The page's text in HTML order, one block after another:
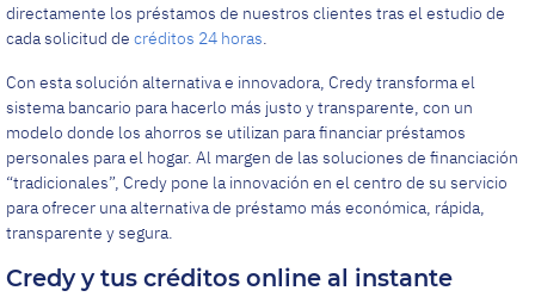
directamente los préstamos de nuestros clientes tras el estudio de
cada solicitud de créditos 24 horas.
Con esta solución alternativa e innovadora, Credy transforma el
sistema bancario para hacerlo más justo y transparente, con un
modelo donde los ahorros se utilizan para financiar préstamos
personales para el hogar. Al margen de las soluciones de financiación
“tradicionales”, Credy pone la innovación en el centro de su servicio
para ofrecer una alternativa de préstamo más económica, rápida,
transparente y segura.
Credy y tus créditos online al instante